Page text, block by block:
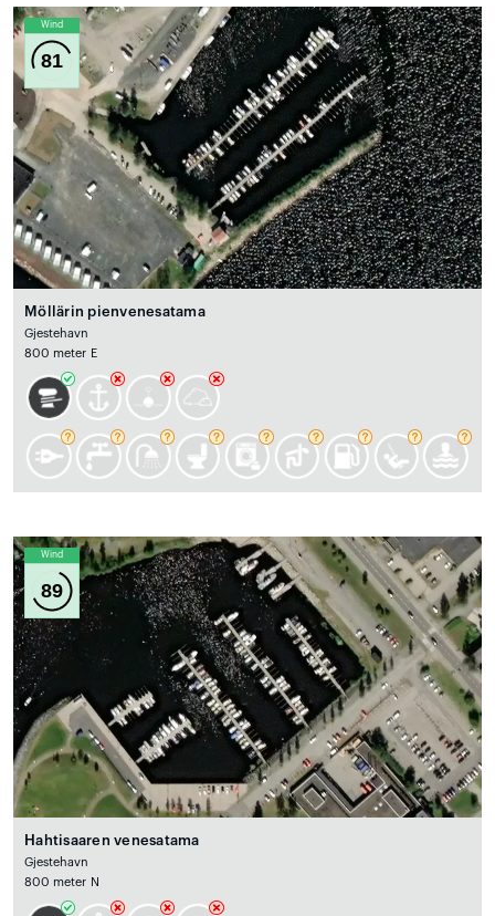
Wind
81
Möllärin pienvenesatama
Gjestehavn
800 meter E
Wind
89
Hahtisaaren venesatama
Gjestehavn
800 meter N